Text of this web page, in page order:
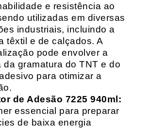
e resistência ao
utilizadas em diversas
industriais, incluindo a
têxtil e de calçados. A
pode envolver a
da gramatura do TNT e do
para otimizar a
de Adesão 7225 940ml:
essencial para preparar
de baixa energia